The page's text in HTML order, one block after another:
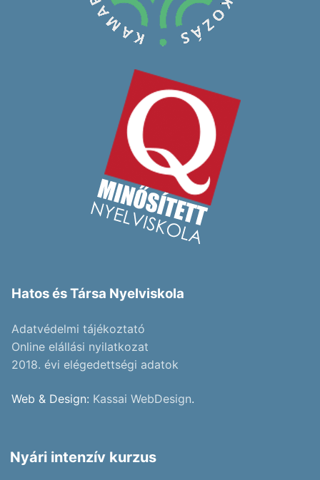
Hatos és Társa Nyelviskola
Adatvédelmi tájékoztató
Online elállási nyilatkozat
2018. évi elégedettségi adatok
Web & Design: Kassai WebDesign.
Nyári intenzív kurzus